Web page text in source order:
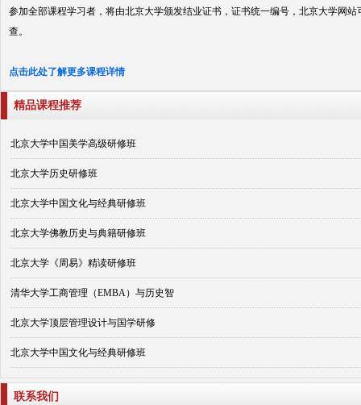
参加全部课程学习者，将由北京大学颁发结业证书，证书统一编号，北京大学网站
查。
点击此处了解更多课程详情
精品课程推荐
北京大学中国美学高级研修班
北京大学历史研修班
北京大学中国文化与经典研修班
北京大学佛教历史与典籍研修班
北京大学《周易》精读研修班
清华大学工商管理（EMBA）与历史智
北京大学顶层管理设计与国学研修
北京大学中国文化与经典研修班
联系我们